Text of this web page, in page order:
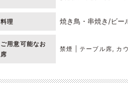
料理 焼き鳥・串焼き ビー
ご用意可能なお
席
禁煙 | テーブル席, カ